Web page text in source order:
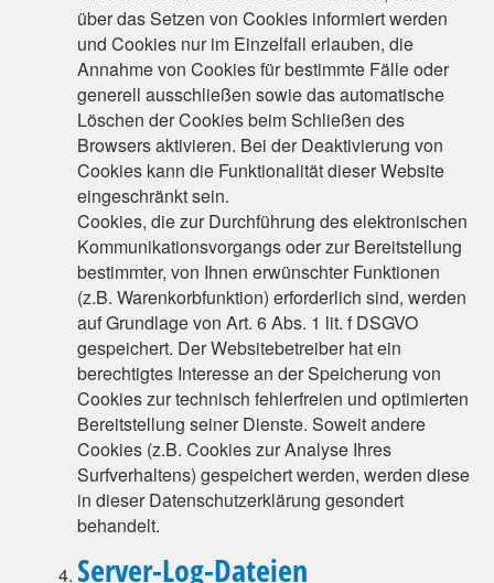
über das Setzen von Cookies informiert werden
und Cookies nur im Einzelfall erlauben, die
Annahme von Cookies für bestimmte Fälle oder
generell ausschließen sowie das automatische
Löschen der Cookies beim Schließen des
Browsers aktivieren. Bei der Deaktivierung von
Cookies kann die Funktionalität dieser Website
eingeschränkt sein.
Cookies, die zur Durchführung des elektronischen
Kommunikationsvorgangs oder zur Bereitstellung
bestimmter, von Ihnen erwünschter Funktionen
(z.B. Warenkorbfunktion) erforderlich sind, werden
auf Grundlage von Art. 6 Abs. 1 lit. f DSGVO
gespeichert. Der Websitebetreiber hat ein
berechtigtes Interesse an der Speicherung von
Cookies zur technisch fehlerfreien und optimierten
Bereitstellung seiner Dienste. Soweit andere
Cookies (z.B. Cookies zur Analyse Ihres
Surfverhaltens) gespeichert werden, werden diese
in dieser Datenschutzerklärung gesondert
behandelt.
Server-Log-Dateien